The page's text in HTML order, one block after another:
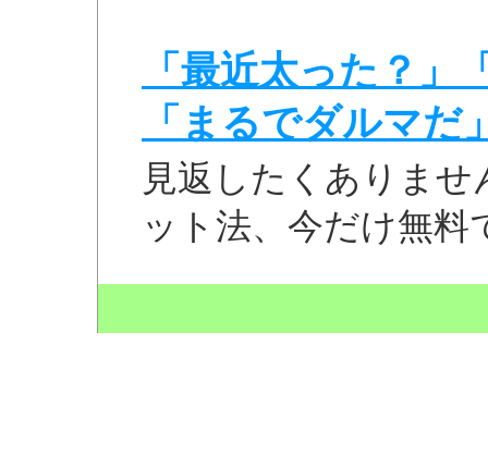
「最近太った？
「まるでダルマだ
見返したくありま
ット法、今だけ無料